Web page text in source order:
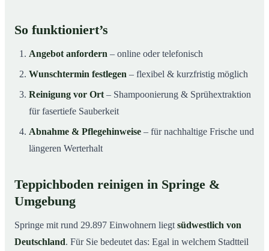
So funktioniert’s
Angebot anfordern – online oder telefonisch
Wunschtermin festlegen – flexibel & kurzfristig möglich
Reinigung vor Ort – Shampoonierung & Sprühextraktion
für fasertiefe Sauberkeit
Abnahme & Pflegehinweise – für nachhaltige Frische und
längeren Werterhalt
Teppichboden reinigen in Springe &
Umgebung
Springe mit rund 29.897 Einwohnern liegt südwestlich von
Deutschland. Für Sie bedeutet das: Egal in welchem Stadtteil